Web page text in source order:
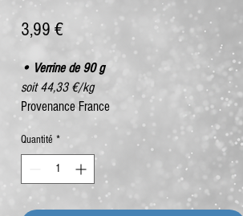
3,99 €Prix
• Verrine de 90 g
soit 44,33 €/kg
Provenance France
Quantité *